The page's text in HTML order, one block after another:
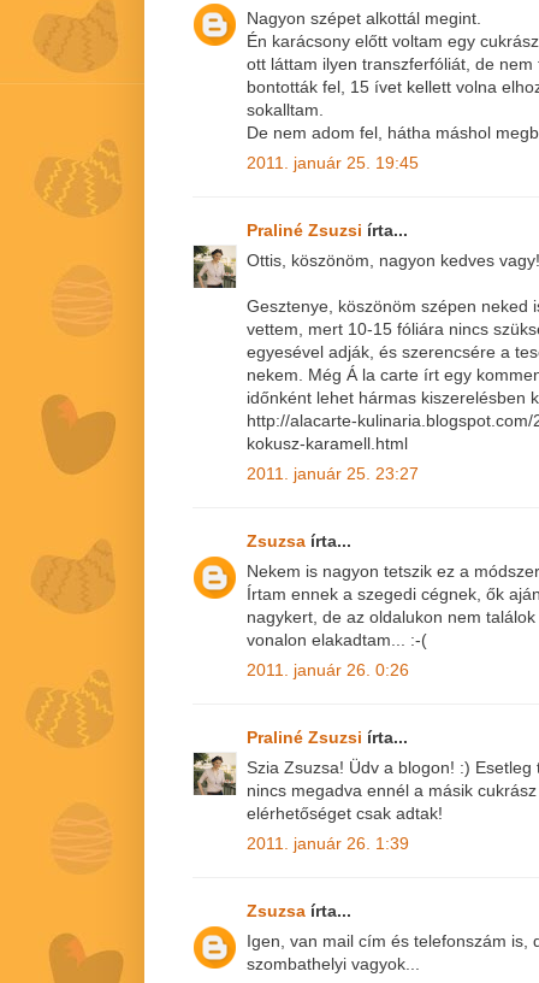
Nagyon szépet alkottál megint.
Én karácsony előtt voltam egy
ott láttam ilyen transzferfóliát, de
bontották fel, 15 ívet kellett volna
sokalltam.
De nem adom fel, hátha máshol
2011. január 25. 19:45
Praliné Zsuzsi írta...
Ottis, köszönöm, nagyon kedves vagy!
Gesztenye, köszönöm szépen neked
vettem, mert 10-15 fóliára nincs
egyesével adják, és szerencsére a
nekem. Még Á la carte írt egy
időnként lehet hármas kiszerelésben
http://alacarte-
kokusz-karamell.html
2011. január 25. 23:27
Zsuzsa írta...
Nekem is nagyon tetszik ez a
Írtam ennek a szegedi cégnek, ők
nagykert, de az oldalukon nem
vonalon elakadtam... :-(
2011. január 26. 0:26
Praliné Zsuzsi írta...
Szia Zsuzsa! Üdv a blogon! :)
nincs megadva ennél a másik
elérhetőséget csak adtak!
2011. január 26. 1:39
Zsuzsa írta...
Igen, van mail cím és telefonszám is,
szombathelyi vagyok...